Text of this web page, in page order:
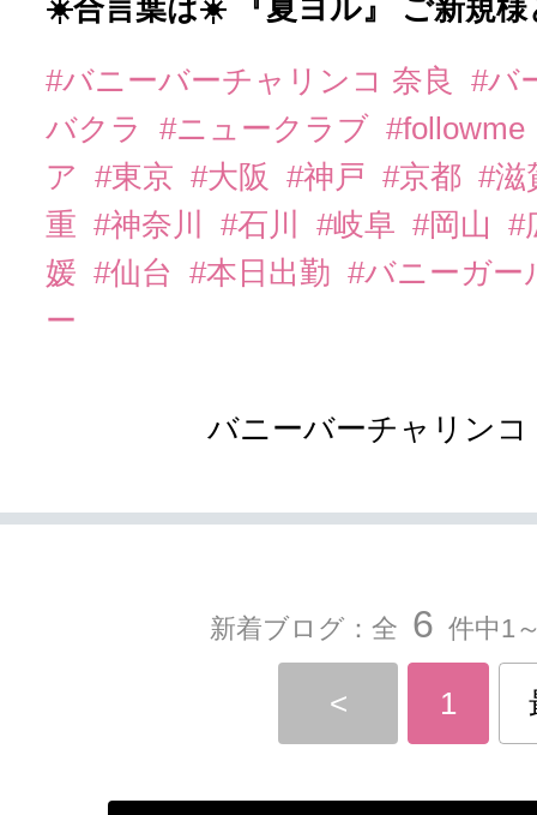
☀️合言葉は☀️ 『夏ヨル』 ご新規様
#バニーバーチャリンコ 奈良
#バ
バクラ
#ニュークラブ #followme
ア
#東京 #大阪 #神戸 #京都 #
重 #神奈川 #石川 #岐阜 #岡山
#
媛 #仙台 #本日出勤 #バニーガ
ー
バニーバーチャリンコ
新着ブログ：全 6 件中1
< 1